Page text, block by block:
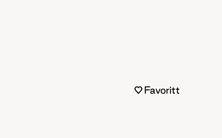
Favoritt